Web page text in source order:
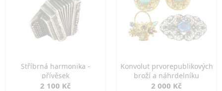
Stříbrná harmonika -
přívěsek
2 100 Kč
Konvolut prvorepublikových
broží a náhrdelníku
2 000 Kč